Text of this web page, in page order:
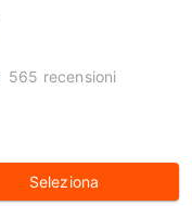
565 recensioni
Seleziona